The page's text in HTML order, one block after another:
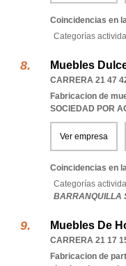
Coincidencias en
Categorías
Muebles
CARRERA 21 47
Fabricacion de
SOCIEDAD POR
Ver empresa
Coincidencias en
Categorías
BARRANQUILLA
Muebles De
CARRERA 21 17
Fabricacion de